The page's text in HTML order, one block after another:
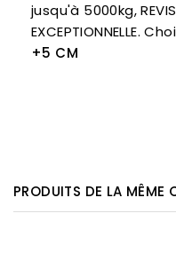
jusqu'à 5000kg,
EXCEPTIONNELLE.
+5 CM
PRODUITS DE LA MÊME